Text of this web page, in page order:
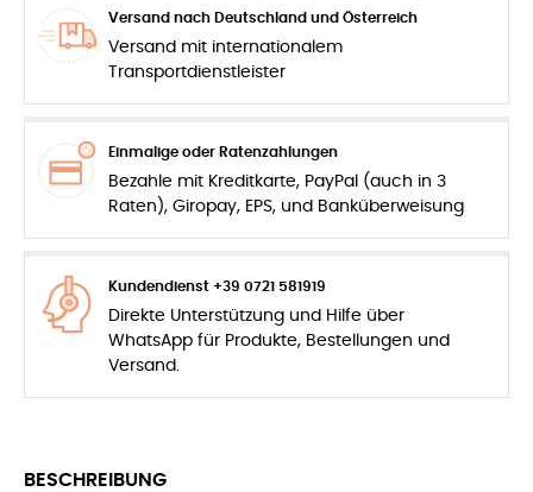
Versand nach Deutschland und Österreich
Versand mit internationalem
Transportdienstleister
Einmalige oder Ratenzahlungen
Bezahle mit Kreditkarte, PayPal (auch in 3
Raten), Giropay, EPS, und Banküberweisung
Kundendienst +39 0721 581919
Direkte Unterstützung und Hilfe über
WhatsApp für Produkte, Bestellungen und
Versand.
BESCHREIBUNG